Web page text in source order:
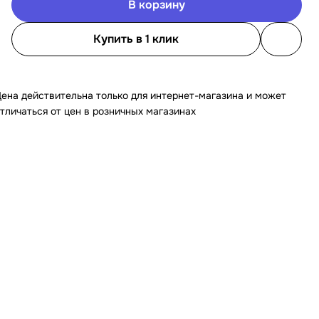
В корзину
Купить в 1 клик
действительна только для интернет-магазина и может
от цен в розничных магазинах